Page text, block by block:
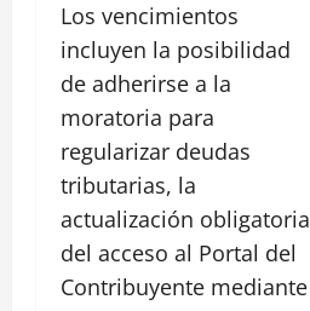
Los vencimientos
incluyen la posibilidad
de adherirse a la
moratoria para
regularizar deudas
tributarias, la
actualización obligatoria
del acceso al Portal del
Contribuyente mediante